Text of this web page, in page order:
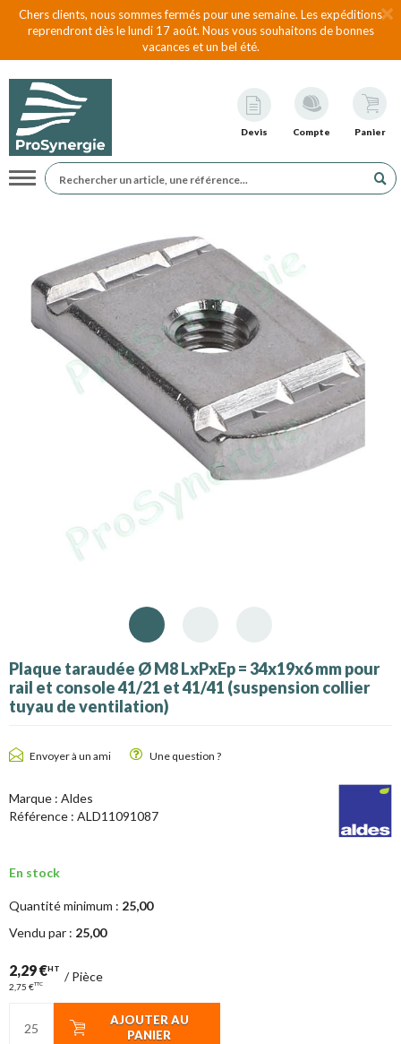
Chers clients, nous sommes fermés pour une semaine. Les expéditions
reprendront dès le lundi 17 août. Nous vous souhaitons de bonnes
vacances et un bel été.
Devis Compte Panier
Navigation
Plaque taraudée Ø M8 LxPxEp = 34x19x6 mm pour
rail et console 41/21 et 41/41 (suspension collier
tuyau de ventilation)
Envoyer à un ami Une question ?
Marque : Aldes
Référence : ALD11091087
En stock
Quantité minimum : 25,00
Vendu par : 25,00
2,29 €HT
2,75 €TTC /Pièce
AJOUTER AU
PANIER